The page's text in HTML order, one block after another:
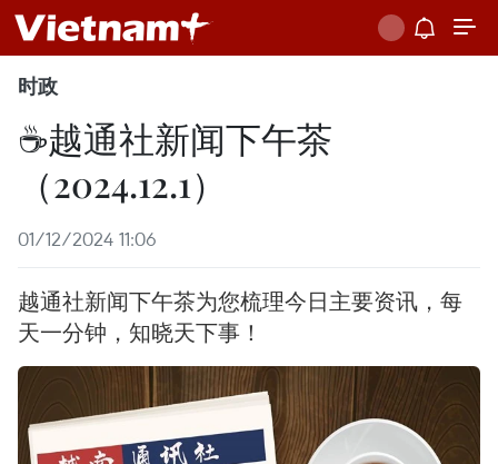
时政
☕️越通社新闻下午茶
（2024.12.1）
01/12/2024 11:06
越通社新闻下午茶为您梳理今日主要资讯，每
天一分钟，知晓天下事！